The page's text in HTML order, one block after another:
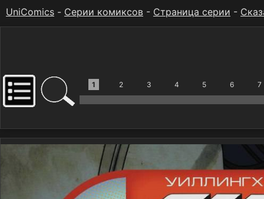
UniComics - Серии комиксов - Страница серии -
1 2 3 4 5 6 7